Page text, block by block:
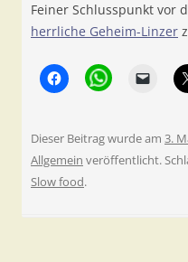
Feiner Schlusspunkt vor
herrliche Geheim-Linzer
Dieser Beitrag wurde am 3.
Allgemein veröffentlicht.
Slow food.